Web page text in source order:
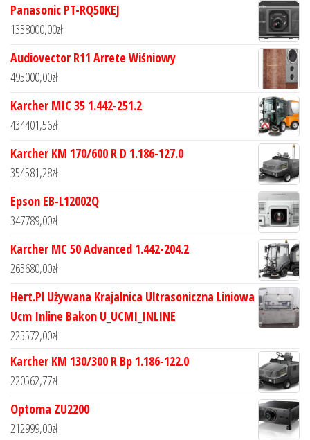
Panasonic PT-RQ50KEJ
1338000,00zł
Audiovector R11 Arrete Wiśniowy
495000,00zł
Karcher MIC 35 1.442-251.2
434401,56zł
Karcher KM 170/600 R D 1.186-127.0
354581,28zł
Epson EB-L12002Q
347789,00zł
Karcher MC 50 Advanced 1.442-204.2
265680,00zł
Hert.Pl Używana Krajalnica Ultrasoniczna Liniowa
Ucm Inline Bakon U_UCMI_INLINE
225572,00zł
Karcher KM 130/300 R Bp 1.186-122.0
220562,77zł
Optoma ZU2200
212999,00zł